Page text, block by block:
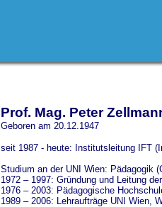
Prof. Mag. Peter
Geboren am 20.12.1947
seit 1987 - heute: Institutsleitung IFT
Studium an der UNI Wien: Pädagogik
1972 – 1997: Gründung und Leitung
1976 – 2003: Pädagogische
1989 – 2006: Lehraufträge UNI Wien,